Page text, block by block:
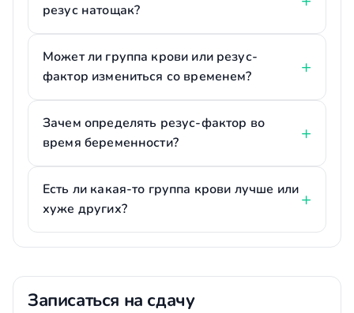
резус натощак?
Может ли группа крови или резус-
фактор измениться со временем?
Зачем определять резус-фактор во
время беременности?
Есть ли какая-то группа крови лучше или
хуже других?
Записаться на сдачу